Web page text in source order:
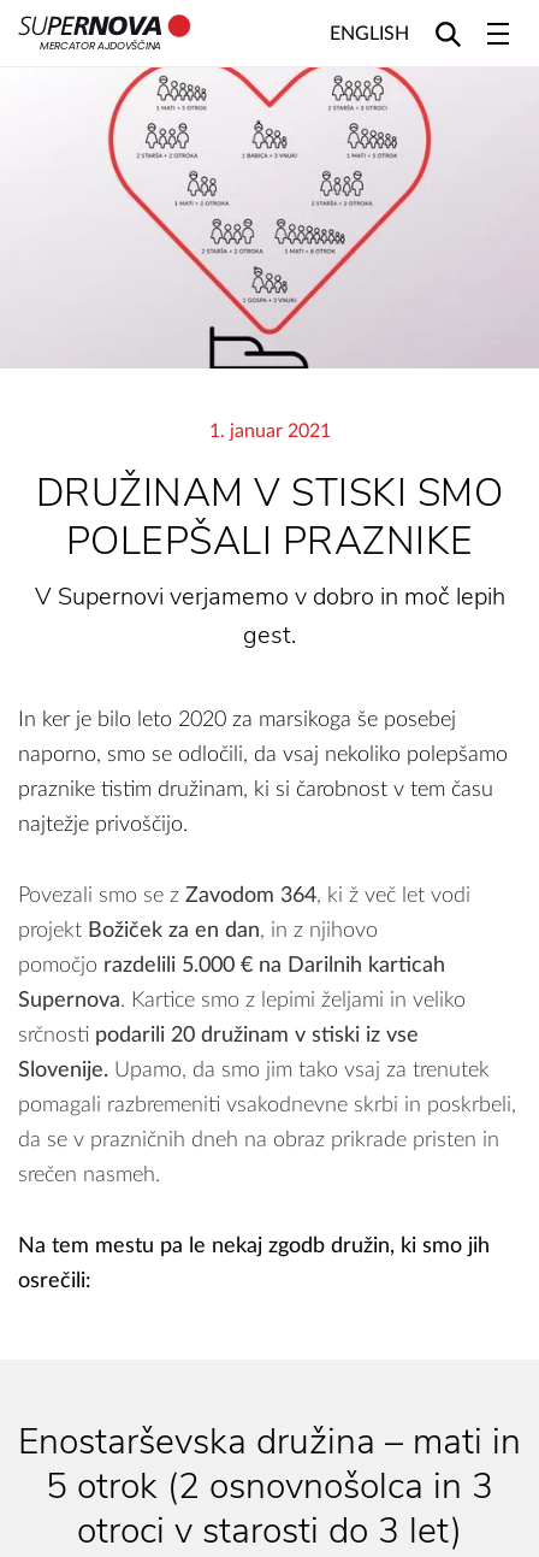
MERCATOR AJDOVŠČINA
ENGLISH
1. januar 2021
DRUŽINAM V STISKI SMO
POLEPŠALI PRAZNIKE
V Supernovi verjamemo v dobro in moč lepih
gest.
In ker je bilo leto 2020 za marsikoga še posebej
naporno, smo se odločili, da vsaj nekoliko polepšamo
praznike tistim družinam, ki si čarobnost v tem času
najtežje privoščijo.
Povezali smo se z Zavodom 364, ki ž več let vodi
projekt Božiček za en dan, in z njihovo
pomočjo razdelili 5.000 € na Darilnih karticah
Supernova. Kartice smo z lepimi željami in veliko
srčnosti podarili 20 družinam v stiski iz vse
Slovenije. Upamo, da smo jim tako vsaj za trenutek
pomagali razbremeniti vsakodnevne skrbi in poskrbeli,
da se v prazničnih dneh na obraz prikrade pristen in
srečen nasmeh.
Na tem mestu pa le nekaj zgodb družin, ki smo jih
osrečili:
Enostarševska družina – mati in
5 otrok (2 osnovnošolca in 3
otroci v starosti do 3 let)